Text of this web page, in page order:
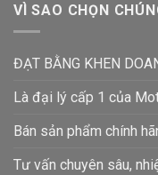
VÌ SAO CHỌN
ĐẠT BẰNG KHEN
Là đại lý cấp 1 của
Bán sản phẩm chính
Tư vấn chuyên sâu,